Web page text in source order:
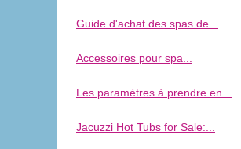
Guide d'achat des spas de...
Accessoires pour spa...
Les paramètres à prendre en...
Jacuzzi Hot Tubs for Sale:...